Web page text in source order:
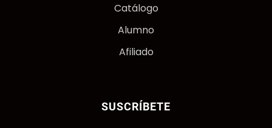
Catálogo
Alumno
Afiliado
SUSCRÍBETE